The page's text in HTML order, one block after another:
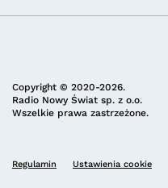
Copyright © 2020-2026.
Radio Nowy Świat sp. z o.o.
Wszelkie prawa zastrzeżone.
Regulamin Ustawienia cookie